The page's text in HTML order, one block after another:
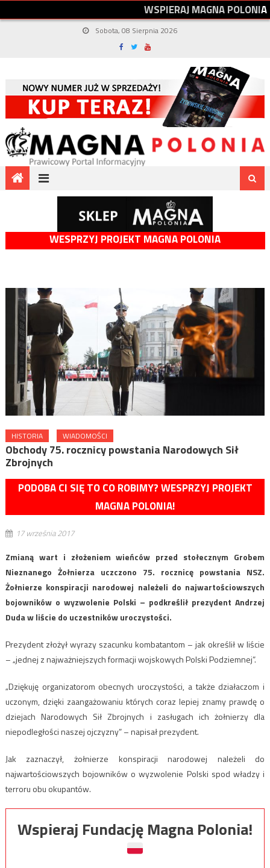
WSPIERAJMAGNAPOLONIA
Sobota, 08 Sierpnia 2026
WESPRZYJ PROJEKT MAGNA POLONIA
HISTORIA WIADOMOŚCI
Obchody 75. rocznicy powstania Narodowych Sił
Zbrojnych
PODOBA CI SIĘ TO CO ROBIMY? WESPRZYJ PROJEKT
MAGNA POLONIA!
17 września 2017
Zmianą wart i złożeniem wieńców przed stołecznym Grobem
Nieznanego Żołnierza uczczono 75. rocznicę powstania NSZ.
Żołnierze konspiracji narodowej należeli do najwartościowszych
bojowników o wyzwolenie Polski – podkreślił prezydent Andrzej
Duda w liście do uczestników uroczystości.
Prezydent złożył wyrazy szacunku kombatantom – jak określił w liście
– „jednej z najważniejszych formacji wojskowych Polski Podziemnej”.
„Dziękuję organizatorom obecnych uroczystości, a także działaczom i
uczonym, dzięki zaangażowaniu których coraz lepiej znamy prawdę o
dziejach Narodowych Sił Zbrojnych i zasługach ich żołnierzy dla
niepodległości naszej ojczyzny” – napisał prezydent.
Jak zaznaczył, żołnierze konspiracji narodowej należeli do
najwartościowszych bojowników o wyzwolenie Polski spod władzy i
terroru obu okupantów.
Wspieraj Fundację Magna Polonia!